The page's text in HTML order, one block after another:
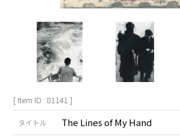
[ Item ID : 81141 ]
タイトル The Lines of My Hand